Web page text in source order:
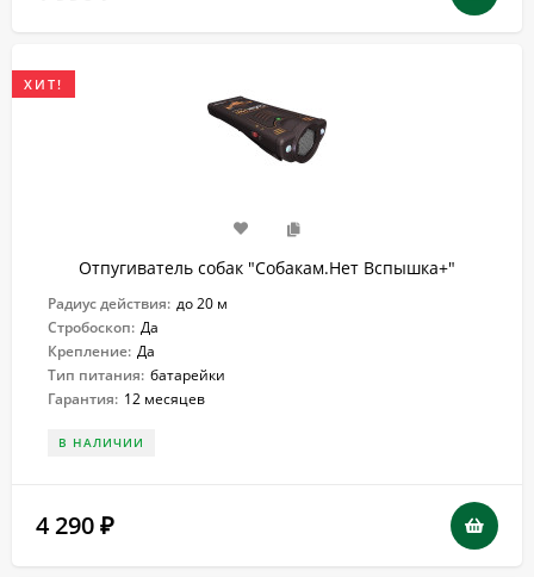
ХИТ!
Отпугиватель собак "Собакам.Нет Вспышка+"
Радиус действия: до 20 м
Стробоскоп: Да
Крепление: Да
Тип питания: батарейки
Гарантия: 12 месяцев
В НАЛИЧИИ
4 290 ₽